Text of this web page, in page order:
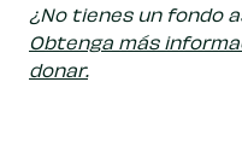
¿No tienes un fondo
Obtenga más
donar.